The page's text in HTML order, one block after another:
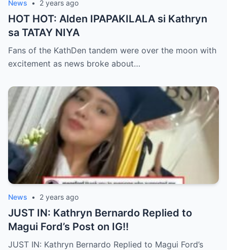
News • 2 years ago
HOT HOT: Alden IPAPAKILALA si Kathryn
sa TATAY NIYA
Fans of the KathDen tandem were over the moon with
excitement as news broke about…
News • 2 years ago
JUST IN: Kathryn Bernardo Replied to
Magui Ford’s Post on IG!!
JUST IN: Kathryn Bernardo Replied to Magui Ford’s